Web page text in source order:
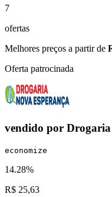
7
ofertas
Melhores preços a partir de
Oferta patrocinada
vendido por Drogaria
economize
14.28%
R$ 25,63